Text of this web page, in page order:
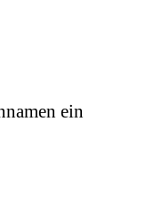
ein